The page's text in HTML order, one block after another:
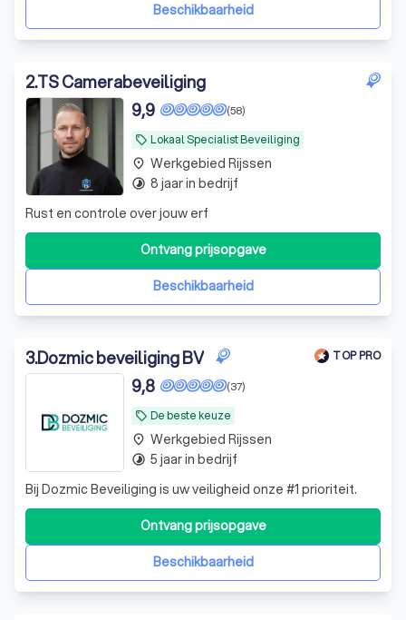
Beschikbaarheid
2.TS Camerabeveiliging
local_offer Lokaal Specialist Beveiliging
(58)
9,9
Rust en controle over jouw erf
Beschikbaarheid
Ontvang prijsopgave
place Werkgebied Rijssen
timelapse 8 jaar in bedrijf
3.Dozmic beveiliging BV TOP PRO
local_offer De beste keuze
(37)
9,8
Bij Dozmic Beveiliging is uw veiligheid onze #1 prioriteit.
Beschikbaarheid
Ontvang prijsopgave
place Werkgebied Rijssen
timelapse 5 jaar in bedrijf